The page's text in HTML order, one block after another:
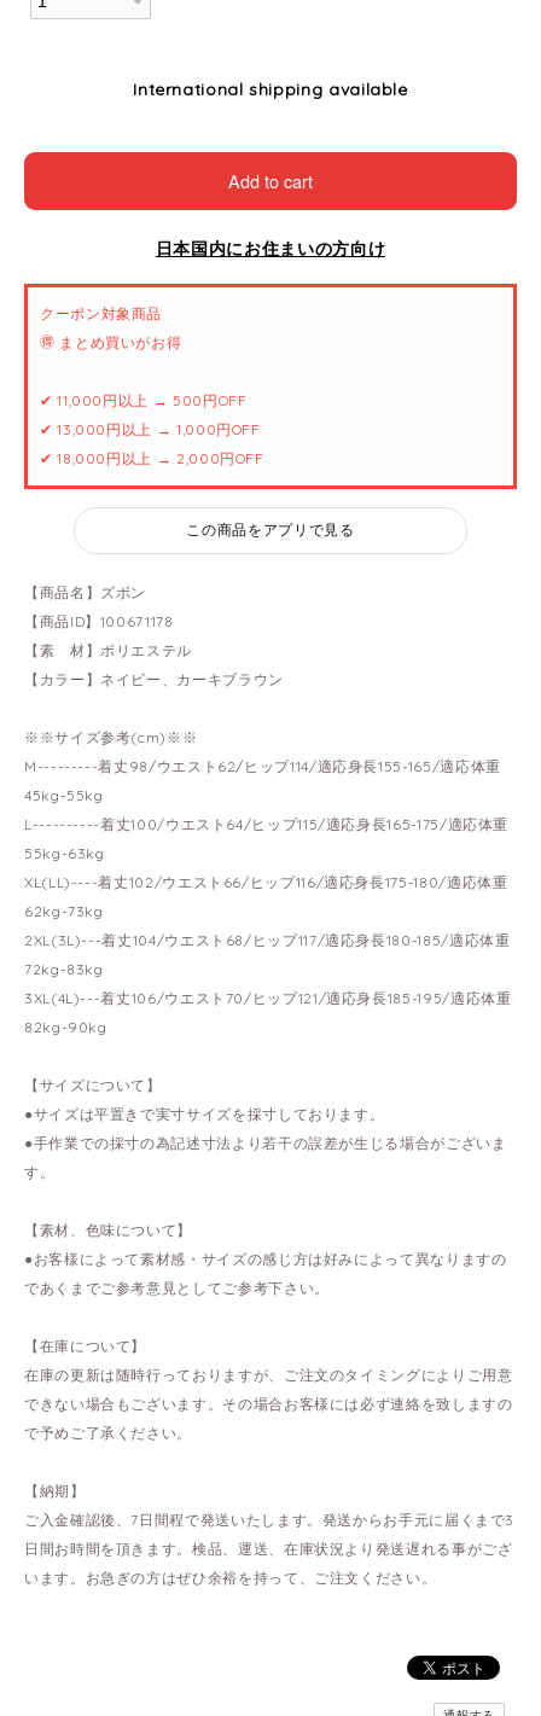
International shipping available
Add to cart
日本国内にお住まいの方向け
クーポン対象商品
🉐 まとめ買いがお得
✔ 11,000円以上 → 500円OFF
✔ 13,000円以上 → 1,000円OFF
✔ 18,000円以上 → 2,000円OFF
この商品をアプリで見る
【商品名】ズボン
【商品ID】100671178
【素 材】ポリエステル
【カラー】ネイビー、カーキブラウン
※※サイズ参考(cm)※※
M---------着丈98/ウエスト62/ヒップ114/適応身長155-165/適応体重
45kg-55kg
L----------着丈100/ウエスト64/ヒップ115/適応身長165-175/適応体重
55kg-63kg
XL(LL)----着丈102/ウエスト66/ヒップ116/適応身長175-180/適応体重
62kg-73kg
2XL(3L)---着丈104/ウエスト68/ヒップ117/適応身長180-185/適応体重
72kg-83kg
3XL(4L)---着丈106/ウエスト70/ヒップ121/適応身長185-195/適応体重
82kg-90kg
【サイズについて】
●サイズは平置きで実寸サイズを採寸しております。
●手作業での採寸の為記述寸法より若干の誤差が生じる場合がございま
す。
【素材、色味について】
●お客様によって素材感・サイズの感じ方は好みによって異なりますの
であくまでご参考意見としてご参考下さい。
【在庫について】
在庫の更新は随時行っておりますが、ご注文のタイミングによりご用意
できない場合もございます。その場合お客様には必ず連絡を致しますの
で予めご了承ください。
【納期】
ご入金確認後、7日間程で発送いたします。発送からお手元に届くまで3
日間お時間を頂きます。検品、運送、在庫状況より発送遅れる事がござ
います。お急ぎの方はぜひ余裕を持って、ご注文ください。